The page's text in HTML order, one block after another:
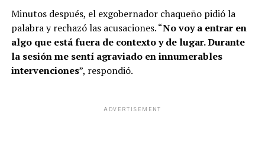
Minutos después, el exgobernador chaqueño pidió la
palabra y rechazó las acusaciones. “No voy a entrar en
algo que está fuera de contexto y de lugar. Durante
la sesión me sentí agraviado en innumerables
intervenciones”, respondió.
ADVERTISEMENT